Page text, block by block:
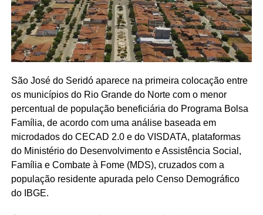
São José do Seridó aparece na primeira colocação entre
os municípios do Rio Grande do Norte com o menor
percentual de população beneficiária do Programa Bolsa
Família, de acordo com uma análise baseada em
microdados do CECAD 2.0 e do VISDATA, plataformas
do Ministério do Desenvolvimento e Assistência Social,
Família e Combate à Fome (MDS), cruzados com a
população residente apurada pelo Censo Demográfico
do IBGE.